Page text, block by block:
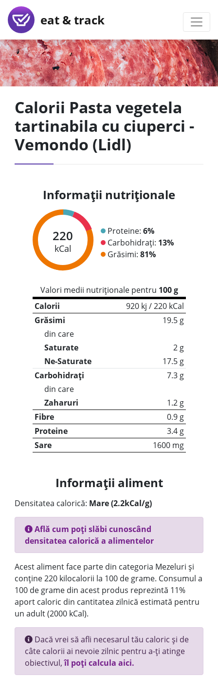
eat & track
Calorii Pasta vegetela
tartinabila cu ciuperci -
Vemondo (Lidl)
Informații nutriționale
220
kCal
Proteine: 6%
Carbohidrați: 13%
Grăsimi: 81%
Valori medii nutriționale pentru 100 g
Calorii
920 kj / 220 kCal
Grăsimi
19.5 g
din care
Saturate
2 g
Ne-Saturate
17.5 g
Carbohidrați
7.3 g
din care
Zaharuri
1.2 g
Fibre
0.9 g
Proteine
3.4 g
Sare
1600 mg
Informații aliment
Densitatea calorică: Mare (2.2kCal/g)
Află cum poți slăbi cunoscând
densitatea calorică a alimentelor
Acest aliment face parte din categoria Mezeluri și
conține 220 kilocalorii la 100 de grame. Consumul a
100 de grame din acest produs reprezintă 11%
aport caloric din cantitatea zilnică estimată pentru
un adult (2000 kCal).
Dacă vrei să afli necesarul tău caloric și de
câte calorii ai nevoie zilnic pentru a-ți atinge
obiectivul,îl poți calcula aici.